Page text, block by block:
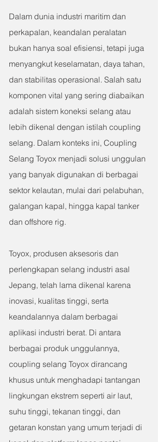
Dalam dunia industri maritim dan
perkapalan, keandalan peralatan
bukan hanya soal efisiensi, tetapi juga
menyangkut keselamatan, daya tahan,
dan stabilitas operasional. Salah satu
komponen vital yang sering diabaikan
adalah sistem koneksi selang atau
lebih dikenal dengan istilah coupling
selang. Dalam konteks ini, Coupling
Selang Toyox menjadi solusi unggulan
yang banyak digunakan di berbagai
sektor kelautan, mulai dari pelabuhan,
galangan kapal, hingga kapal tanker
dan offshore rig.
Toyox, produsen aksesoris dan
perlengkapan selang industri asal
Jepang, telah lama dikenal karena
inovasi, kualitas tinggi, serta
keandalannya dalam berbagai
aplikasi industri berat. Di antara
berbagai produk unggulannya,
coupling selang Toyox dirancang
khusus untuk menghadapi tantangan
lingkungan ekstrem seperti air laut,
suhu tinggi, tekanan tinggi, dan
getaran konstan yang umum terjadi di